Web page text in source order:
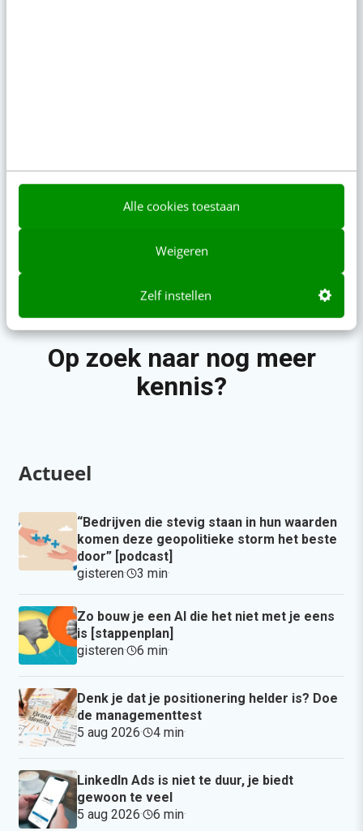
Alle cookies toestaan
Weigeren
Zelf instellen
te werken met
Op zoek naar nog meer
kennis?
Actueel
“Bedrijven die stevig staan in hun waarden
komen deze geopolitieke storm het beste
door” [podcast]
gisteren· 3 min·
Zo bouw je een AI die het niet met je eens
is [stappenplan]
gisteren· 6 min·
Denk je dat je positionering helder is? Doe
de managementtest
5 aug 2026· 4 min·
LinkedIn Ads is niet te duur, je biedt
gewoon te veel
5 aug 2026· 6 min·